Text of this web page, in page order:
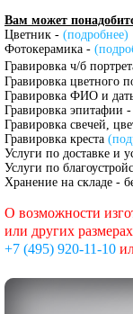
Вам может
Цветник - (подробнее)
Фотокерамика -
Гравировка ч/б
Гравировка цветного
Гравировка ФИО и
Гравировка эпитафии -
Гравировка свечей,
Гравировка креста
Услуги по доставке и
Услуги по
Хранение на складе -
О возможности
или других
+7 (495) 920-11-10